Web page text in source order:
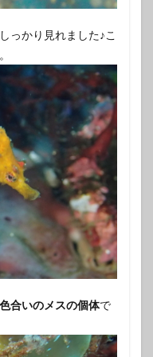
っかり見れました♪こ
合いのメスの個体で